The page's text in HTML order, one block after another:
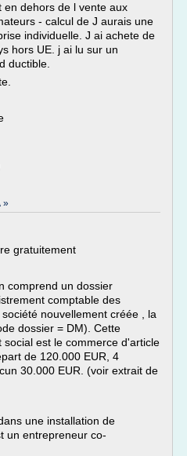
en dehors de l vente aux
- calcul de J aurais une
individuelle. J ai achete de
hors UE. j ai lu sur un
ductible.
»
gratuitement
comprend un dossier
comptable des
nouvellement créée , la
dossier = DM). Cette
est le commerce d'article
de 120.000 EUR, 4
30.000 EUR. (voir extrait de
une installation de
un entrepreneur co-